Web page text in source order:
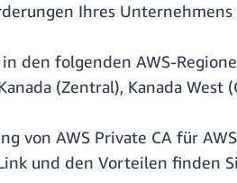
Ihres
den folgenden AWS-
(Zentral), Kanada West
von AWS Private CA für
und den Vorteilen finden